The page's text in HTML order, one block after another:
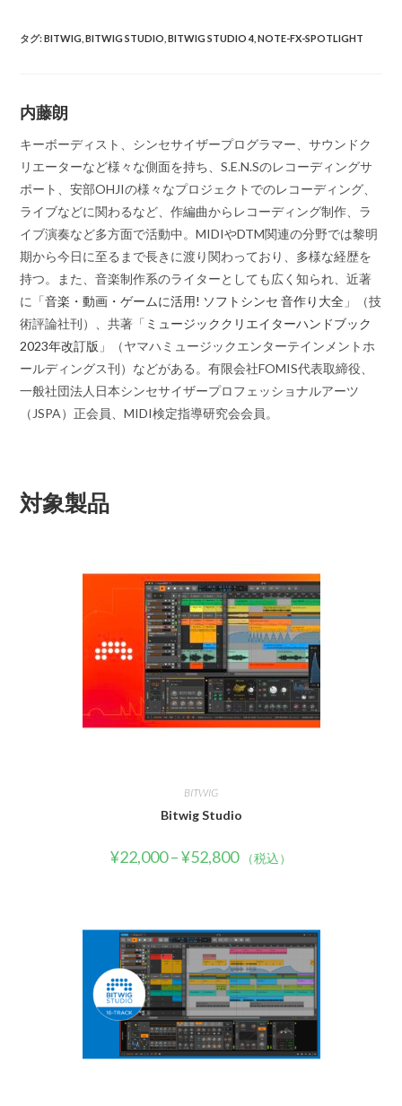
タグ:BITWIG BITWIG STUDIO BITWIG STUDIO 4 NOTE-FX-SPOTLIGHT
内藤朗
キーボーディスト、シンセサイザープログラマー、サウンドク
リエーターなど様々な側面を持ち、S.E.N.Sのレコーディングサ
ポート、安部OHJIの様々なプロジェクトでのレコーディング、
ライブなどに関わるなど、作編曲からレコーディング制作、ラ
イブ演奏など多方面で活動中。MIDIやDTM関連の分野では黎明
期から今日に至るまで長きに渡り関わっており、多様な経歴を
持つ。また、音楽制作系のライターとしても広く知られ、近著
に「音楽・動画・ゲームに活用! ソフトシンセ 音作り大全 」（技
術評論社刊）、共著「 ミュージッククリエイターハンドブック
2023年改訂版 」（ヤマハミュージックエンターテインメントホ
ールディングス刊）などがある。有限会社FOMIS代表取締役、
一般社団法人日本シンセサイザープロフェッショナルアーツ
（JSPA）正会員、MIDI検定指導研究会会員。
対象製品
BITWIG
Bitwig Studio
¥22,000–¥52,800 （税込）